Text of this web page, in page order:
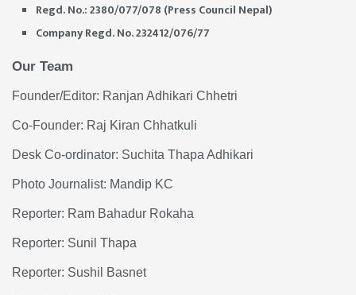
Regd. No.: 2380/077/078 (Press Council Nepal)
Company Regd. No. 232412/076/77
Our Team
Founder/Editor: Ranjan Adhikari Chhetri
Co-Founder: Raj Kiran Chhatkuli
Desk Co-ordinator: Suchita Thapa Adhikari
Photo Journalist: Mandip KC
Reporter: Ram Bahadur Rokaha
Reporter: Sunil Thapa
Reporter: Sushil Basnet